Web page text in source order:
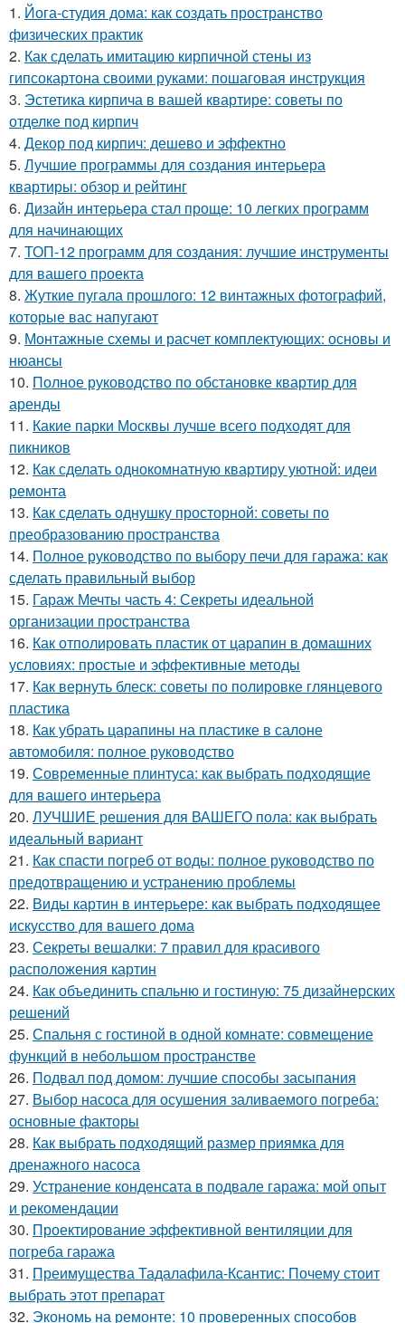
1. Йога-студия дома: как создать пространство
физических практик
2. Как сделать имитацию кирпичной стены из
гипсокартона своими руками: пошаговая инструкция
3. Эстетика кирпича в вашей квартире: советы по
отделке под кирпич
4. Декор под кирпич: дешево и эффектно
5. Лучшие программы для создания интерьера
квартиры: обзор и рейтинг
6. Дизайн интерьера стал проще: 10 легких программ
для начинающих
7. ТОП-12 программ для создания: лучшие инструменты
для вашего проекта
8. Жуткие пугала прошлого: 12 винтажных фотографий,
которые вас напугают
9. Монтажные схемы и расчет комплектующих: основы и
нюансы
10. Полное руководство по обстановке квартир для
аренды
11. Какие парки Москвы лучше всего подходят для
пикников
12. Как сделать однокомнатную квартиру уютной: идеи
ремонта
13. Как сделать однушку просторной: советы по
преобразованию пространства
14. Полное руководство по выбору печи для гаража: как
сделать правильный выбор
15. Гараж Мечты часть 4: Секреты идеальной
организации пространства
16. Как отполировать пластик от царапин в домашних
условиях: простые и эффективные методы
17. Как вернуть блеск: советы по полировке глянцевого
пластика
18. Как убрать царапины на пластике в салоне
автомобиля: полное руководство
19. Современные плинтуса: как выбрать подходящие
для вашего интерьера
20. ЛУЧШИЕ решения для ВАШЕГО пола: как выбрать
идеальный вариант
21. Как спасти погреб от воды: полное руководство по
предотвращению и устранению проблемы
22. Виды картин в интерьере: как выбрать подходящее
искусство для вашего дома
23. Секреты вешалки: 7 правил для красивого
расположения картин
24. Как объединить спальню и гостиную: 75 дизайнерских
решений
25. Спальня с гостиной в одной комнате: совмещение
функций в небольшом пространстве
26. Подвал под домом: лучшие способы засыпания
27. Выбор насоса для осушения заливаемого погреба:
основные факторы
28. Как выбрать подходящий размер приямка для
дренажного насоса
29. Устранение конденсата в подвале гаража: мой опыт
и рекомендации
30. Проектирование эффективной вентиляции для
погреба гаража
31. Преимущества Тадалафила-Ксантис: Почему стоит
выбрать этот препарат
32. Экономь на ремонте: 10 проверенных способов